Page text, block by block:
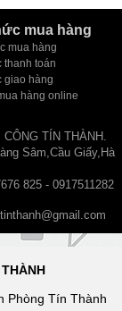
mua hàng
mua hàng
thanh toán
giao hàng
hàng online
CÔNG TÍN THÀNH.
Sâm,Cầu Giấy,Hà
825 - 0917511282
Phòng Tín Thành